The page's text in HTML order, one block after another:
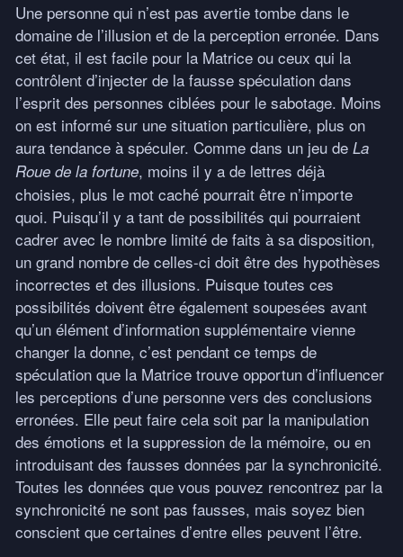
Une personne qui n’est pas avertie tombe dans le
domaine de l’illusion et de la perception erronée. Dans
cet état, il est facile pour la Matrice ou ceux qui la
contrôlent d’injecter de la fausse spéculation dans
l’esprit des personnes ciblées pour le sabotage. Moins
on est informé sur une situation particulière, plus on
aura tendance à spéculer. Comme dans un jeu de La
Roue de la fortune, moins il y a de lettres déjà
choisies, plus le mot caché pourrait être n’importe
quoi. Puisqu’il y a tant de possibilités qui pourraient
cadrer avec le nombre limité de faits à sa disposition,
un grand nombre de celles-ci doit être des hypothèses
incorrectes et des illusions. Puisque toutes ces
possibilités doivent être également soupesées avant
qu’un élément d’information supplémentaire vienne
changer la donne, c’est pendant ce temps de
spéculation que la Matrice trouve opportun d’influencer
les perceptions d’une personne vers des conclusions
erronées. Elle peut faire cela soit par la manipulation
des émotions et la suppression de la mémoire, ou en
introduisant des fausses données par la synchronicité.
Toutes les données que vous pouvez rencontrez par la
synchronicité ne sont pas fausses, mais soyez bien
conscient que certaines d’entre elles peuvent l’être.